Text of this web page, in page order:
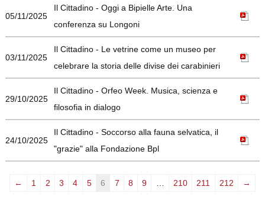
05/11/2025
Il Cittadino - Oggi a Bipielle Arte. Una
conferenza su Longoni
03/11/2025
Il Cittadino - Le vetrine come un museo per
celebrare la storia delle divise dei carabinieri
29/10/2025
Il Cittadino - Orfeo Week. Musica, scienza e
filosofia in dialogo
24/10/2025
Il Cittadino - Soccorso alla fauna selvatica, il
"grazie" alla Fondazione Bpl
← 1 2 3 4 5 6 7 8 9 210 211 212 →